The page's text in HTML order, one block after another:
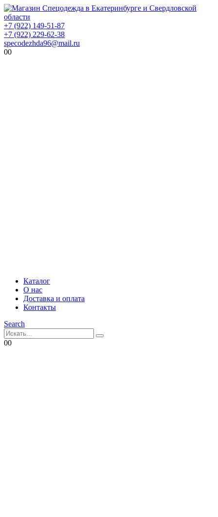
+7 (922) 149-51-87
+7 (922) 229-62-38
specodezhda96@mail.ru
00
Каталог
О нас
Доставка и оплата
Контакты
Search
00